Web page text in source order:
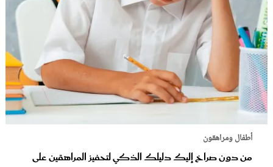
أطفال ومراهقون
من دون صراخ إليك دليلك الذكي لتحفيز المراهقين على